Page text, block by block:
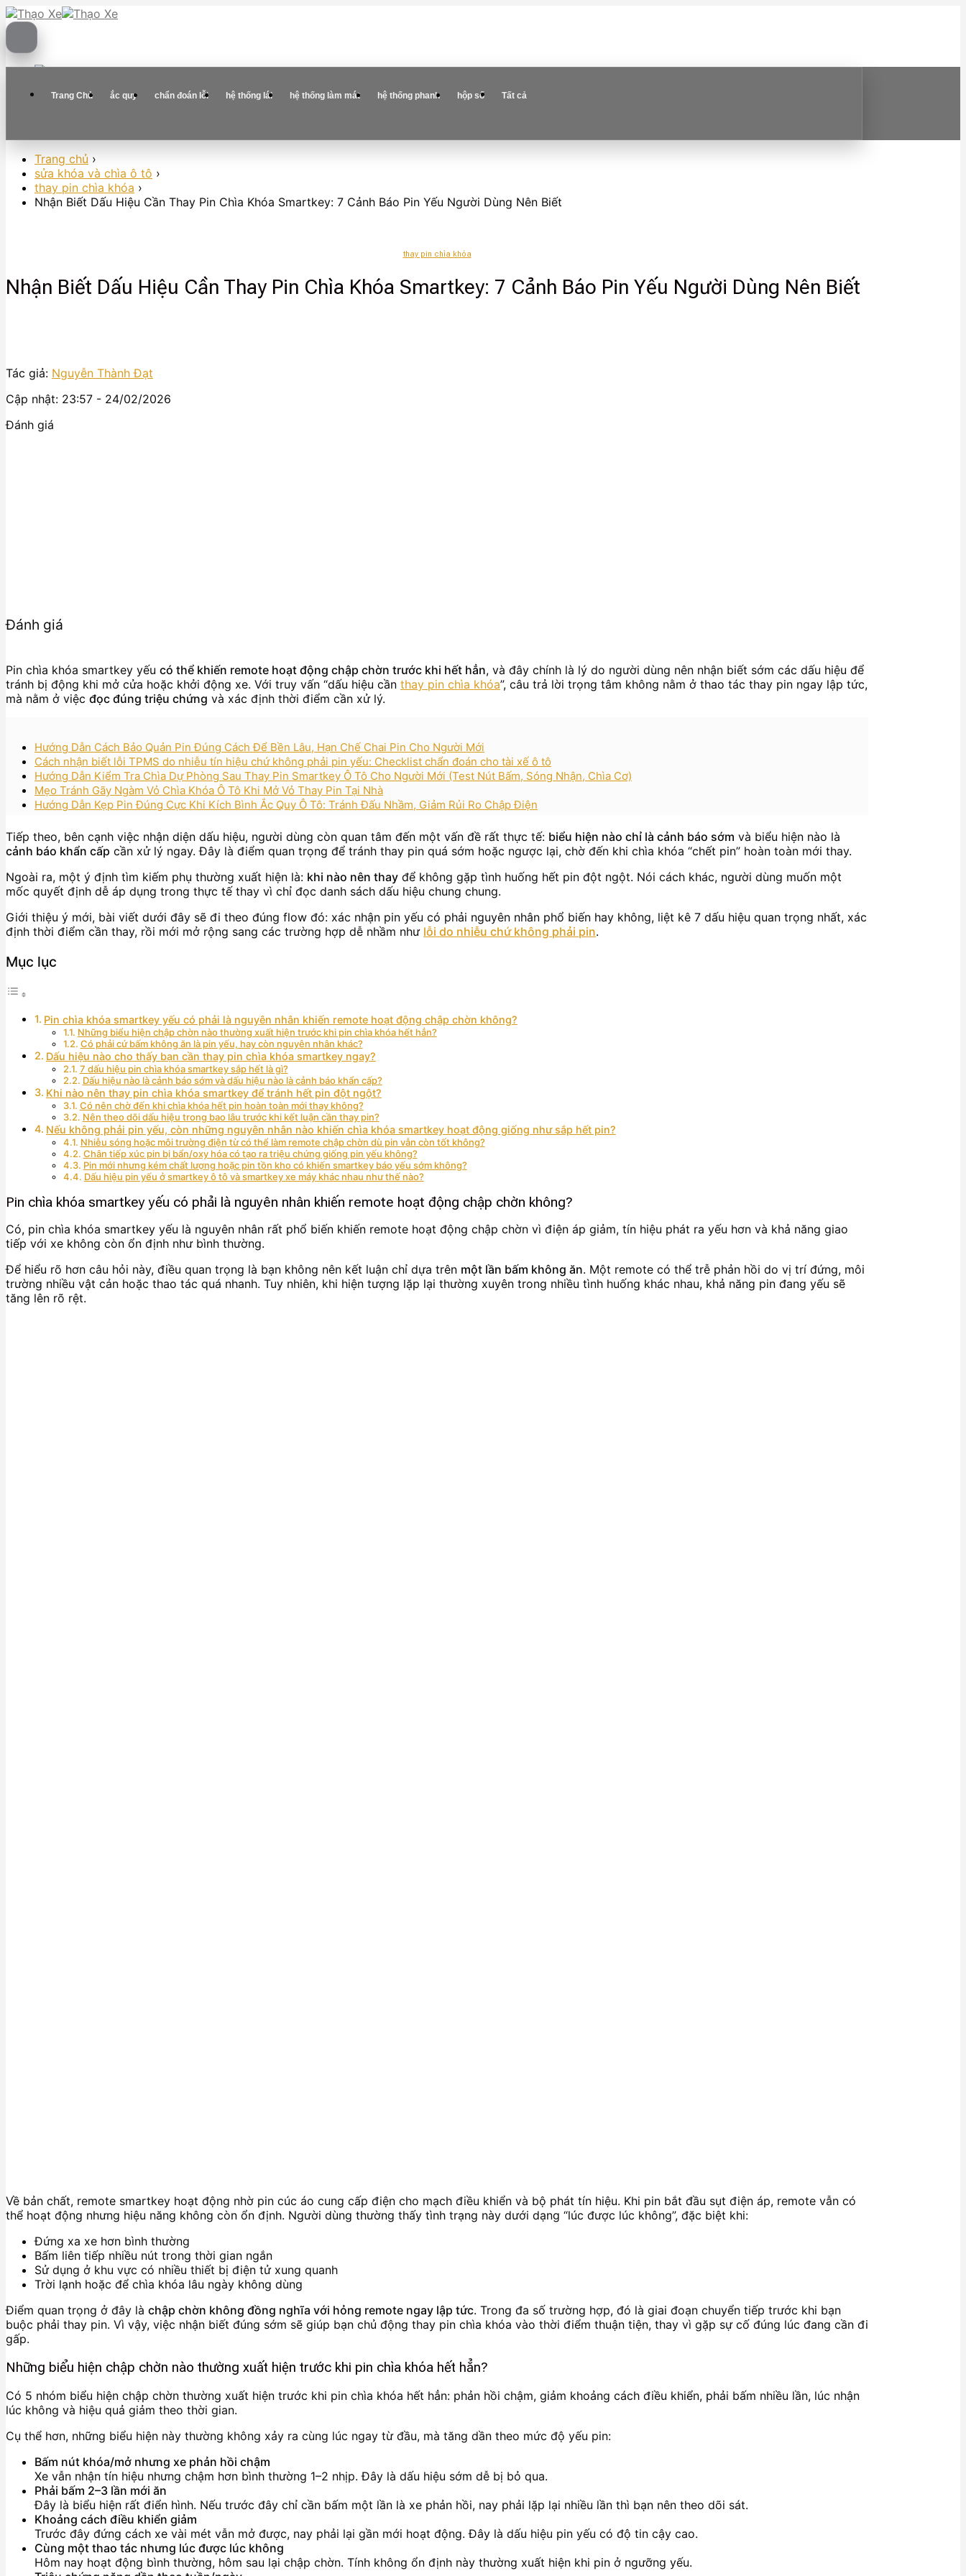
Skip
to
Trang Chủ ắc quy chẩn đoán lỗi hệ thống lái hệ thống làm mát hệ thống phanh hộp số Tất cả
Trang chủ ›
sửa khóa và chìa ô tô ›
thay pin chìa khóa ›
Nhận Biết Dấu Hiệu Cần Thay Pin Chìa Khóa Smartkey: 7 Cảnh Báo Pin Yếu Người Dùng Nên Biết
thay pin chìa khóa
Nhận Biết Dấu Hiệu Cần Thay Pin Chìa Khóa Smartkey: 7 Cảnh Báo Pin Yếu Người Dùng Nên Biết
Tác giả: Nguyễn Thành Đạt
Cập nhật: 23:57 - 24/02/2026
Đánh giá
Đánh giá
Pin chìa khóa smartkey yếu có thể khiến remote hoạt động chập chờn trước khi hết hẳn, và đây chính là lý do người dùng nên nhận biết sớm các dấu hiệu để
tránh bị động khi mở cửa hoặc khởi động xe. Với truy vấn “dấu hiệu cần thay pin chìa khóa”, câu trả lời trọng tâm không nằm ở thao tác thay pin ngay lập tức,
mà nằm ở việc đọc đúng triệu chứng và xác định thời điểm cần xử lý.
Hướng Dẫn Cách Bảo Quản Pin Đúng Cách Để Bền Lâu, Hạn Chế Chai Pin Cho Người Mới
Cách nhận biết lỗi TPMS do nhiễu tín hiệu chứ không phải pin yếu: Checklist chẩn đoán cho tài xế ô tô
Hướng Dẫn Kiểm Tra Chìa Dự Phòng Sau Thay Pin Smartkey Ô Tô Cho Người Mới (Test Nút Bấm, Sóng Nhận, Chìa Cơ)
Mẹo Tránh Gãy Ngàm Vỏ Chìa Khóa Ô Tô Khi Mở Vỏ Thay Pin Tại Nhà
Hướng Dẫn Kẹp Pin Đúng Cực Khi Kích Bình Ắc Quy Ô Tô: Tránh Đấu Nhầm, Giảm Rủi Ro Chập Điện
Tiếp theo, bên cạnh việc nhận diện dấu hiệu, người dùng còn quan tâm đến một vấn đề rất thực tế: biểu hiện nào chỉ là cảnh báo sớm và biểu hiện nào là
cảnh báo khẩn cấp cần xử lý ngay. Đây là điểm quan trọng để tránh thay pin quá sớm hoặc ngược lại, chờ đến khi chìa khóa “chết pin” hoàn toàn mới thay.
Ngoài ra, một ý định tìm kiếm phụ thường xuất hiện là: khi nào nên thay để không gặp tình huống hết pin đột ngột. Nói cách khác, người dùng muốn một
mốc quyết định dễ áp dụng trong thực tế thay vì chỉ đọc danh sách dấu hiệu chung chung.
Giới thiệu ý mới, bài viết dưới đây sẽ đi theo đúng flow đó: xác nhận pin yếu có phải nguyên nhân phổ biến hay không, liệt kê 7 dấu hiệu quan trọng nhất, xác
định thời điểm cần thay, rồi mới mở rộng sang các trường hợp dễ nhầm như lỗi do nhiễu chứ không phải pin.
Mục lục
Pin chìa khóa smartkey yếu có phải là nguyên nhân khiến remote hoạt động chập chờn không?
Những biểu hiện chập chờn nào thường xuất hiện trước khi pin chìa khóa hết hẳn?
Có phải cứ bấm không ăn là pin yếu, hay còn nguyên nhân khác?
Dấu hiệu nào cho thấy bạn cần thay pin chìa khóa smartkey ngay?
7 dấu hiệu pin chìa khóa smartkey sắp hết là gì?
Dấu hiệu nào là cảnh báo sớm và dấu hiệu nào là cảnh báo khẩn cấp?
Khi nào nên thay pin chìa khóa smartkey để tránh hết pin đột ngột?
Có nên chờ đến khi chìa khóa hết pin hoàn toàn mới thay không?
Nên theo dõi dấu hiệu trong bao lâu trước khi kết luận cần thay pin?
Nếu không phải pin yếu, còn những nguyên nhân nào khiến chìa khóa smartkey hoạt động giống như sắp hết pin?
Nhiễu sóng hoặc môi trường điện từ có thể làm remote chập chờn dù pin vẫn còn tốt không?
Chân tiếp xúc pin bị bẩn/oxy hóa có tạo ra triệu chứng giống pin yếu không?
Pin mới nhưng kém chất lượng hoặc pin tồn kho có khiến smartkey báo yếu sớm không?
Dấu hiệu pin yếu ở smartkey ô tô và smartkey xe máy khác nhau như thế nào?
Pin chìa khóa smartkey yếu có phải là nguyên nhân khiến remote hoạt động chập chờn không?
Có, pin chìa khóa smartkey yếu là nguyên nhân rất phổ biến khiến remote hoạt động chập chờn vì điện áp giảm, tín hiệu phát ra yếu hơn và khả năng giao
tiếp với xe không còn ổn định như bình thường.
Để hiểu rõ hơn câu hỏi này, điều quan trọng là bạn không nên kết luận chỉ dựa trên một lần bấm không ăn. Một remote có thể trễ phản hồi do vị trí đứng, môi
trường nhiều vật cản hoặc thao tác quá nhanh. Tuy nhiên, khi hiện tượng lặp lại thường xuyên trong nhiều tình huống khác nhau, khả năng pin đang yếu sẽ
tăng lên rõ rệt.
Về bản chất, remote smartkey hoạt động nhờ pin cúc áo cung cấp điện cho mạch điều khiển và bộ phát tín hiệu. Khi pin bắt đầu sụt điện áp, remote vẫn có
thể hoạt động nhưng hiệu năng không còn ổn định. Người dùng thường thấy tình trạng này dưới dạng “lúc được lúc không”, đặc biệt khi:
Đứng xa xe hơn bình thường
Bấm liên tiếp nhiều nút trong thời gian ngắn
Sử dụng ở khu vực có nhiều thiết bị điện tử xung quanh
Trời lạnh hoặc để chìa khóa lâu ngày không dùng
Điểm quan trọng ở đây là chập chờn không đồng nghĩa với hỏng remote ngay lập tức. Trong đa số trường hợp, đó là giai đoạn chuyển tiếp trước khi bạn
buộc phải thay pin. Vì vậy, việc nhận biết đúng sớm sẽ giúp bạn chủ động thay pin chìa khóa vào thời điểm thuận tiện, thay vì gặp sự cố đúng lúc đang cần đi
gấp.
Những biểu hiện chập chờn nào thường xuất hiện trước khi pin chìa khóa hết hẳn?
Có 5 nhóm biểu hiện chập chờn thường xuất hiện trước khi pin chìa khóa hết hẳn: phản hồi chậm, giảm khoảng cách điều khiển, phải bấm nhiều lần, lúc nhận
lúc không và hiệu quả giảm theo thời gian.
Cụ thể hơn, những biểu hiện này thường không xảy ra cùng lúc ngay từ đầu, mà tăng dần theo mức độ yếu pin:
Bấm nút khóa/mở nhưng xe phản hồi chậm
Xe vẫn nhận tín hiệu nhưng chậm hơn bình thường 1–2 nhịp. Đây là dấu hiệu sớm dễ bị bỏ qua.
Phải bấm 2–3 lần mới ăn
Đây là biểu hiện rất điển hình. Nếu trước đây chỉ cần bấm một lần là xe phản hồi, nay phải lặp lại nhiều lần thì bạn nên theo dõi sát.
Khoảng cách điều khiển giảm
Trước đây đứng cách xe vài mét vẫn mở được, nay phải lại gần mới hoạt động. Đây là dấu hiệu pin yếu có độ tin cậy cao.
Cùng một thao tác nhưng lúc được lúc không
Hôm nay hoạt động bình thường, hôm sau lại chập chờn. Tính không ổn định này thường xuất hiện khi pin ở ngưỡng yếu.